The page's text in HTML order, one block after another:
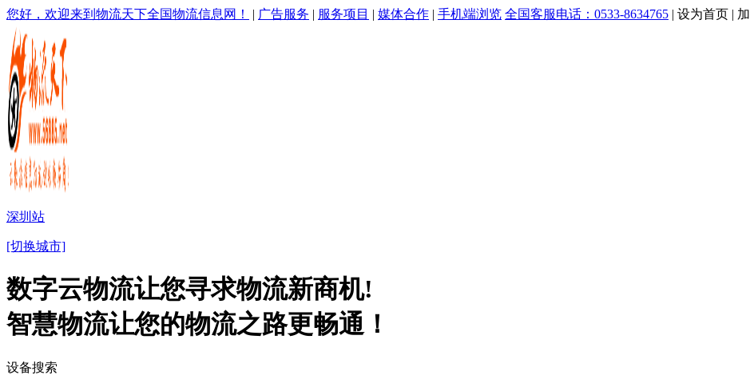
您好，欢迎来到物流天下全国物流信息网！ | 广告服务 | 服务项目 | 媒体合作 | 手机端浏览 全国客服电话：0533-8634765 | 设为首页 |
深圳站
[切换城市]
数字云物流让您寻求物流新商机!
智慧物流让您的物流之路更畅通！
设备搜索